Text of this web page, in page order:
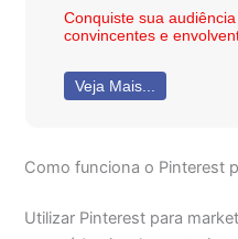
Conquiste sua
convincentes e
Veja Mais...
Como funciona o Pinterest
Utilizar Pinterest para